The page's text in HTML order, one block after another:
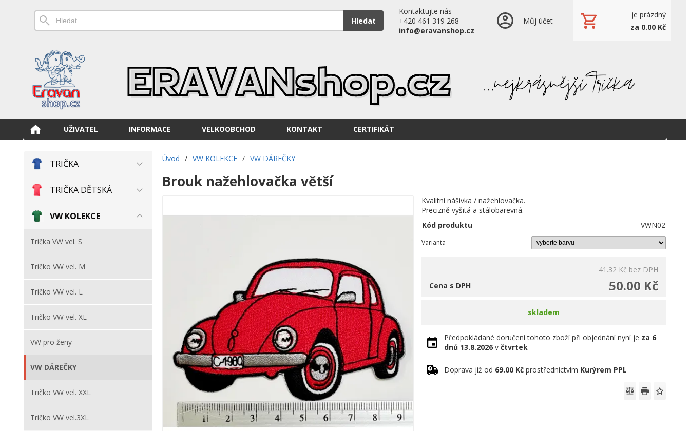
Hledat
Kontaktujte nás
+420 461 319 268
info@eravanshop.cz
Můj účet
je prázdný
za 0.00 Kč
UŽIVATEL INFORMACE VELKOOBCHOD KONTAKT CERTIFIKÁT
TRIČKA
TRIČKA DĚTSKÁ
VW KOLEKCE
Trička VW vel. S
Tričko VW vel. M
Tričko VW vel. L
Tričko VW vel. XL
VW pro ženy
VW DÁREČKY
Tričko VW vel. XXL
Tričko VW vel.3XL
Úvod / VW KOLEKCE / VW DÁREČKY
Brouk nažehlovačka větší
Kvalitní nášivka / nažehlovačka.
Precizně vyšitá a stálobarevná.
Kód produktu
VWN02
Varianta
41.32 Kč bez DPH
50.00 Kč
Cena s DPH
skladem
Předpokládané doručení tohoto zboží při objednání nyní je za 6
dnů 13.8.2026 včtvrtek
Doprava již od 69.00 Kč prostřednictvím Kurýrem PPL